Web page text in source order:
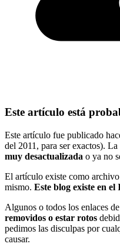
Este artículo está
Este artículo fue publicado
del 2011, para ser exactos).
muy desactualizada o ya no
El artículo existe como
mismo. Este blog existe en el
Algunos o todos los enlaces
removidos o estar rotos
pedimos las disculpas por
causar.